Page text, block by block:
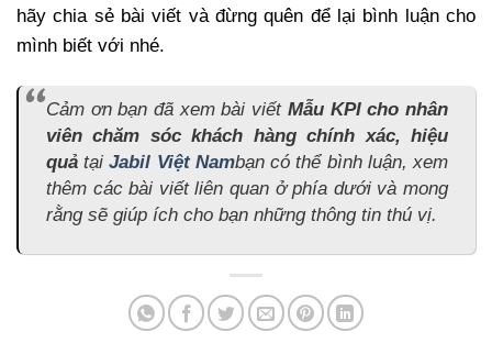
hãy chia sẻ bài viết và đừng quên để lại bình luận cho
mình biết với nhé.
Cảm ơn bạn đã xem bài viết Mẫu KPI cho nhân
viên chăm sóc khách hàng chính xác, hiệu
quả tạiJabil Việt Nambạn có thể bình luận, xem
thêm các bài viết liên quan ở phía dưới và mong
rằng sẽ giúp ích cho bạn những thông tin thú vị.